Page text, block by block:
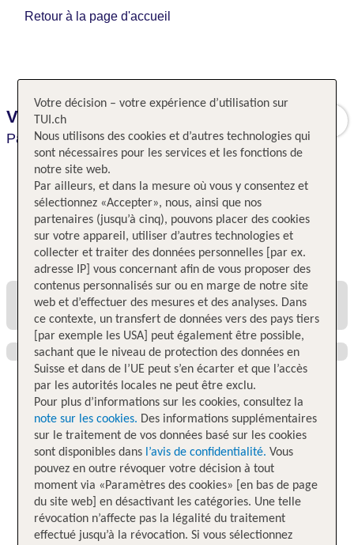
Retour à la page d'accueil
Vacances Bleues Villa Modigliani
Paris,Paris,France
Toutes les offres et tous les prix
Votre décision – votre expérience d’utilisation sur
TUI.ch
Nous utilisons des cookies et d’autres technologies qui
sont nécessaires pour les services et les fonctions de
notre site web.
Par ailleurs, et dans la mesure où vous y consentez et
sélectionnez «Accepter», nous, ainsi que nos
partenaires (jusqu’à cinq), pouvons placer des cookies
sur votre appareil, utiliser d’autres technologies et
collecter et traiter des données personnelles [par ex.
adresse IP] vous concernant afin de vous proposer des
contenus personnalisés sur ou en marge de notre site
web et d’effectuer des mesures et des analyses. Dans
ce contexte, un transfert de données vers des pays tiers
[par exemple les USA] peut également être possible,
sachant que le niveau de protection des données en
Suisse et dans de l’UE peut s’en écarter et que l’accès
par les autorités locales ne peut être exclu.
Pour plus d’informations sur les cookies, consultez la
note sur les cookies. Des informations supplémentaires
sur le traitement de vos données basé sur les cookies
sont disponibles dans l’avis de confidentialité. Vous
pouvez en outre révoquer votre décision à tout
moment via «Paramètres des cookies» [en bas de page
du site web] en désactivant les catégories. Une telle
révocation n’affecte pas la légalité du traitement
effectué jusqu’à la révocation. Si vous sélectionnez